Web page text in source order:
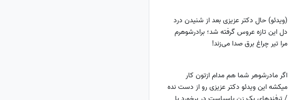
(ویدئو) حال دکتر عزیزی بعد از شنیدن درد
دل این تازه عروس گرفته شد؛ برادرشوهرم
مرا تیر چراغ برق صدا می‌زند!
اگر مادرشوهر شما هم مدام ازتون کار
میکشه این ویدئو دکتر عزیزی رو از دست نده